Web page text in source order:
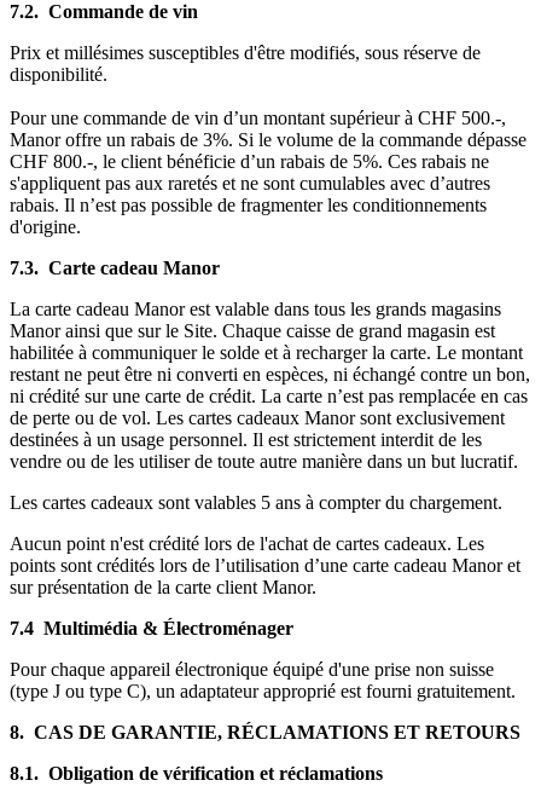
7.2. Commande de vin
Prix et millésimes susceptibles d'être modifiés, sous réserve de
disponibilité.
Pour une commande de vin d’un montant supérieur à CHF 500.-,
Manor offre un rabais de 3%. Si le volume de la commande dépasse
CHF 800.-, le client bénéficie d’un rabais de 5%. Ces rabais ne
s'appliquent pas aux raretés et ne sont cumulables avec d’autres
rabais. Il n’est pas possible de fragmenter les conditionnements
d'origine.
7.3. Carte cadeau Manor
La carte cadeau Manor est valable dans tous les grands magasins
Manor ainsi que sur le Site. Chaque caisse de grand magasin est
habilitée à communiquer le solde et à recharger la carte. Le montant
restant ne peut être ni converti en espèces, ni échangé contre un bon,
ni crédité sur une carte de crédit. La carte n’est pas remplacée en cas
de perte ou de vol. Les cartes cadeaux Manor sont exclusivement
destinées à un usage personnel. Il est strictement interdit de les
vendre ou de les utiliser de toute autre manière dans un but lucratif.
Les cartes cadeaux sont valables 5 ans à compter du chargement.
Aucun point n'est crédité lors de l'achat de cartes cadeaux. Les
points sont crédités lors de l’utilisation d’une carte cadeau Manor et
sur présentation de la carte client Manor.
7.4 Multimédia & Électroménager
Pour chaque appareil électronique équipé d'une prise non suisse
(type J ou type C), un adaptateur approprié est fourni gratuitement.
8. CAS DE GARANTIE, RÉCLAMATIONS ET RETOURS
8.1. Obligation de vérification et réclamations